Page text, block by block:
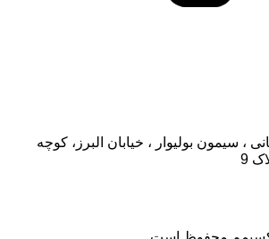
، سیمون بولیوار ، خیابان البرز، کوچه
9